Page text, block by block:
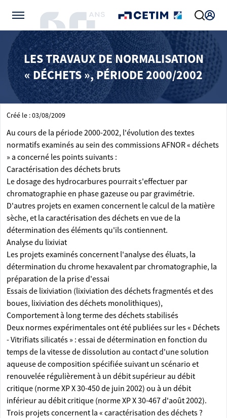
LES TRAVAUX DE NORMALISATION
« DÉCHETS », PÉRIODE 2000/2002
Créé le : 03/08/2009
Au cours de la période 2000-2002, l'évolution des textes
normatifs examinés au sein des commissions AFNOR « déchets
» a concerné les points suivants :
Caractérisation des déchets bruts
Le dosage des hydrocarbures pourrait s'effectuer par
chromatographie en phase gazeuse ou par gravimétrie.
D'autres projets en examen concernent le calcul de la matière
sèche, et la caractérisation des déchets en vue de la
détermination des éléments qu'ils contiennent.
Analyse du lixiviat
Les projets examinés concernent l'analyse des éluats, la
détermination du chrome hexavalent par chromatographie, la
préparation de la prise d'essai
Essais de lixiviation (lixiviation des déchets fragmentés et des
boues, lixiviation des déchets monolithiques),
Comportement à long terme des déchets stabilisés
Deux normes expérimentales ont été publiées sur les « Déchets
- Vitrifiats silicatés » : essai de détermination en fonction du
temps de la vitesse de dissolution au contact d'une solution
aqueuse de composition spécifiée suivant un scénario et
renouvelée régulièrement à un débit supérieur au débit
critique (norme XP X 30-450 de juin 2002) ou à un débit
inférieur au débit critique (norme XP X 30-467 d'août 2002).
Trois projets concernent la « caractérisation des déchets ?